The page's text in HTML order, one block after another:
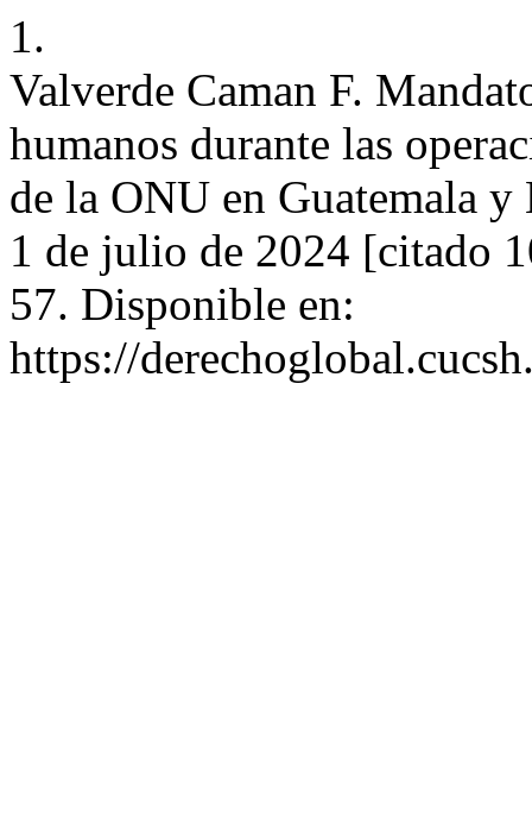
1.
Valverde Caman F.
humanos durante las
de la ONU en Guatemala
1 de julio de 2024 [citado
57. Disponible en:
https://